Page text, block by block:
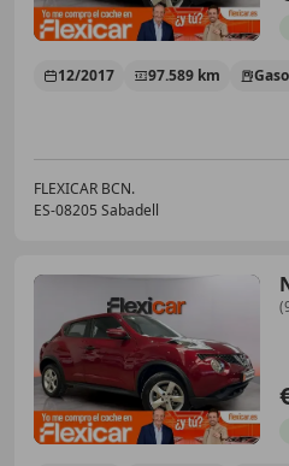
12/2017 97.589 km
FLEXICAR BCN.
ES-08205 Sabadell